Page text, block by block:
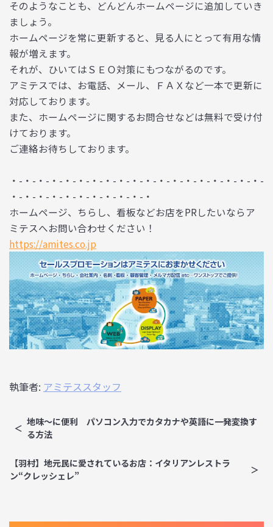
そのようなことも、どんどんホームページに追加していき
ましょう。
ホームページを常に更新すると、見る人にとって有用な情
報が増えます。
それが、ひいてはＳＥＯ対策にもつながるのです。
アミテスでは、お電話、メール、ＦＡＸなど一本で更新に
対応しております。
また、ホームページに関するお問合せなどは無料で受け付
けております。
ご連絡お待ちしております。
・-・-・-・-・-・-・-・-・-・-・-・-・-・-・-・-・-・-・-
・-・-・-・-・-・-・-・-・-・-・
ホームページ、ちらし、看板などお店をPRしたいならア
ミテスへお問い合わせください！
https://amites.co.jp
執筆者: アミテススタッフ
地味～に便利 パソコン入力でカタカナや英語に一発変換す
る方法
【羽村】地元民に愛されているお店：イタリアンレストラ
ン“クレッシェレ”